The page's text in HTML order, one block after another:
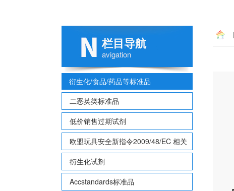
栏目导航
avigation
衍生化/食品/药品等标准品
二恶英类标准品
低价销售过期试剂
欧盟玩具安全新指令2009/48/EC 相关
致敏性香味剂标准品
衍生化试剂
Accstandards标准品